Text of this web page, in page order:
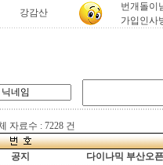
강감산
번개돌이
가입인사
자료수 : 7228 건
공지
다이나믹 부산오